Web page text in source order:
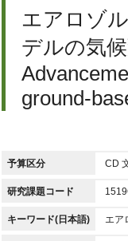
エアロゾ
デルの気
ground-
予算区分 CD
研究課題コード
キーワード(日本語) エア